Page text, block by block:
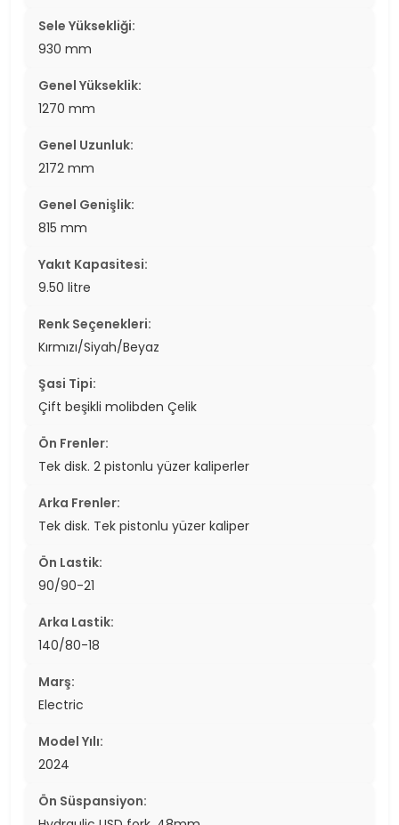
Sele Yüksekliği:
930 mm
Genel Yükseklik:
1270 mm
Genel Uzunluk:
2172 mm
Genel Genişlik:
815 mm
Yakıt Kapasitesi:
9.50 litre
Renk Seçenekleri:
Kırmızı/Siyah/Beyaz
Şasi Tipi:
Çift beşikli molibden Çelik
Ön Frenler:
Tek disk. 2 pistonlu yüzer kaliperler
Arka Frenler:
Tek disk. Tek pistonlu yüzer kaliper
Ön Lastik:
90/90-21
Arka Lastik:
140/80-18
Marş:
Electric
Model Yılı:
2024
Ön Süspansiyon: